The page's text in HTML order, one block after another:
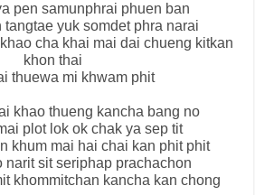
pen samunphrai phuen ban
tangtae yuk somdet phra narai
cha khai mai dai chueng kitkan
khon thai
thuewa mi khwam phit
khao thueng kancha bang no
plot lok ok chak ya sep tit
khum mai hai chai kan phit phit
narit sit seriphap prachachon
khommitchan kancha kan chong